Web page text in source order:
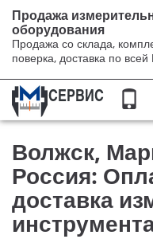
Продажа
оборудования
Продажа со склада,
поверка, доставка по всей
Волжск,
Россия:
доставка